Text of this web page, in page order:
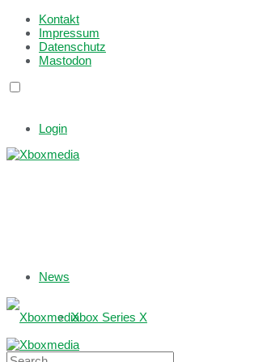
Kontakt
Impressum
Datenschutz
Mastodon
Login
News
Xbox Series X